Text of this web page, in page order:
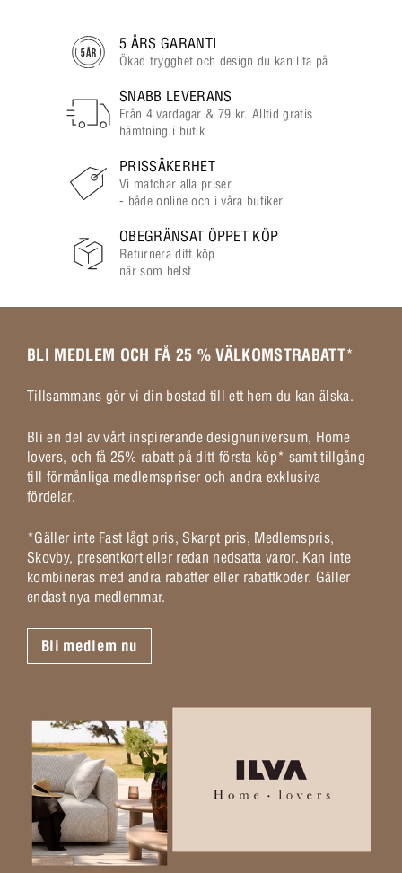
5 ÅRS GARANTI
Ökad trygghet och design du kan lita på
SNABB LEVERANS
Från 4 vardagar & 79 kr. Alltid gratis
hämtning i butik
PRISSÄKERHET
Vi matchar alla priser
- både online och i våra butiker
OBEGRÄNSAT ÖPPET KÖP
Returnera ditt köp
när som helst
BLI MEDLEM OCH FÅ 25 % VÄLKOMSTRABATT*
Tillsammans gör vi din bostad till ett hem du kan älska.
Bli en del av vårt inspirerande designuniversum, Home
lovers, och få 25% rabatt på ditt första köp* samt tillgång
till förmånliga medlemspriser och andra exklusiva
fördelar.
*Gäller inte Fast lågt pris, Skarpt pris, Medlemspris,
Skovby, presentkort eller redan nedsatta varor. Kan inte
kombineras med andra rabatter eller rabattkoder. Gäller
endast nya medlemmar.
Bli medlem nu